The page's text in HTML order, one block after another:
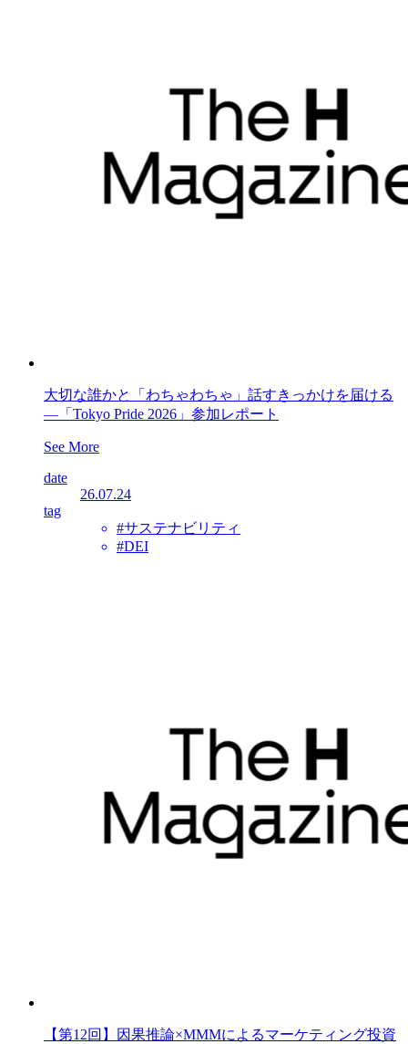
大切な誰かと「わちゃわちゃ」話すきっかけを届ける
―「Tokyo Pride 2026」参加レポート
See More
date
26.07.24
tag
#サステナビリティ
#DEI
【第12回】因果推論×MMMによるマーケティング投資